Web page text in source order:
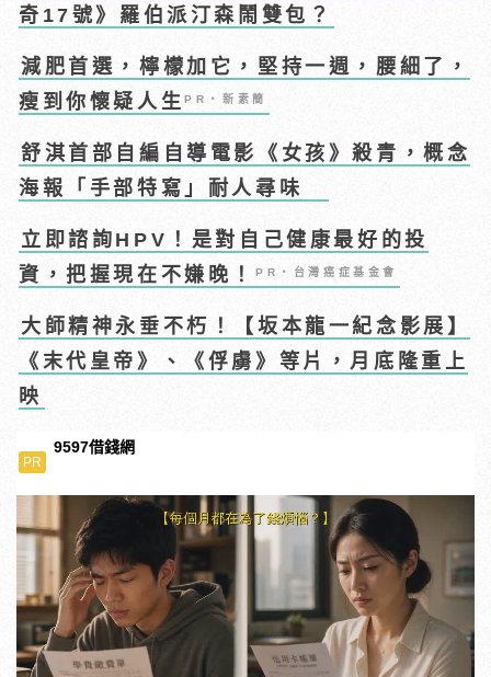
奇17號》羅伯派汀森鬧雙包？
減肥首選，檸檬加它，堅持一週，腰細了，
瘦到你懷疑人生PR・新素簡
舒淇首部自編自導電影《女孩》殺青，概念
海報「手部特寫」耐人尋味
立即諮詢HPV！是對自己健康最好的投
資，把握現在不嫌晚！PR・台灣癌症基金會
大師精神永垂不朽！【坂本龍一紀念影展】
《末代皇帝》、《俘虜》等片，月底隆重上
映
PR
9597借錢網